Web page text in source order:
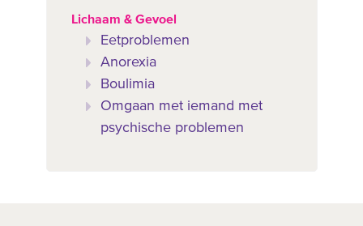
Lichaam & Gevoel
Eetproblemen
Anorexia
Boulimia
Omgaan met iemand met
psychische problemen